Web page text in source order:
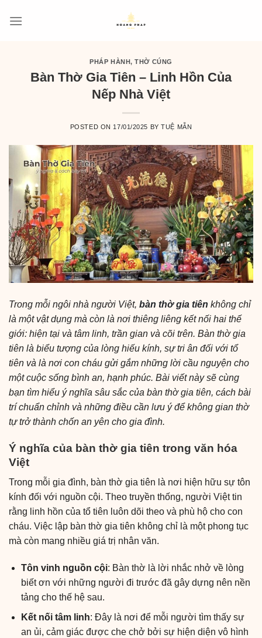
PHÁP HÀNH,THỜ CÚNG
Bàn Thờ Gia Tiên – Linh Hồn Của
Nếp Nhà Việt
POSTED ON 17/01/2025 BYTUỆ MẪN
Trong mỗi ngôi nhà người Việt, bàn thờ gia tiên không chỉ
là một vật dụng mà còn là nơi thiêng liêng kết nối hai thế
giới: hiện tại và tâm linh, trần gian và cõi trên. Bàn thờ gia
tiên là biểu tượng của lòng hiếu kính, sự tri ân đối với tổ
tiên và là nơi con cháu gửi gắm những lời cầu nguyện cho
một cuộc sống bình an, hạnh phúc. Bài viết này sẽ cùng
bạn tìm hiểu ý nghĩa sâu sắc của bàn thờ gia tiên, cách bài
trí chuẩn chỉnh và những điều cần lưu ý để không gian thờ
tự trở thành chốn an yên cho gia đình.
Ý nghĩa của bàn thờ gia tiên trong văn hóa
Việt
Trong mỗi gia đình, bàn thờ gia tiên là nơi hiện hữu sự tôn
kính đối với nguồn cội. Theo truyền thống, người Việt tin
rằng linh hồn của tổ tiên luôn dõi theo và phù hộ cho con
cháu. Việc lập bàn thờ gia tiên không chỉ là một phong tục
mà còn mang nhiều giá trị nhân văn.
Tôn vinh nguồn cội: Bàn thờ là lời nhắc nhở về lòng
biết ơn với những người đi trước đã gây dựng nên nền
tảng cho thế hệ sau.
Kết nối tâm linh: Đây là nơi để mỗi người tìm thấy sự
an ủi, cảm giác được che chở bởi sự hiện diện vô hình